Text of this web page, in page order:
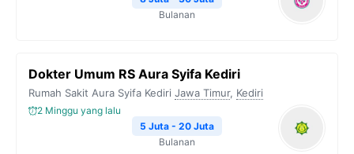
Bulanan
Dokter Umum RS Aura Syifa Kediri
Rumah Sakit Aura Syifa Kediri Jawa Timur, Kediri
2 Minggu yang lalu
5 Juta - 20 Juta
Bulanan